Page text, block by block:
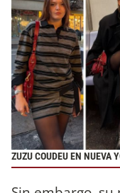
ZUZU COUDEU EN NUEVA